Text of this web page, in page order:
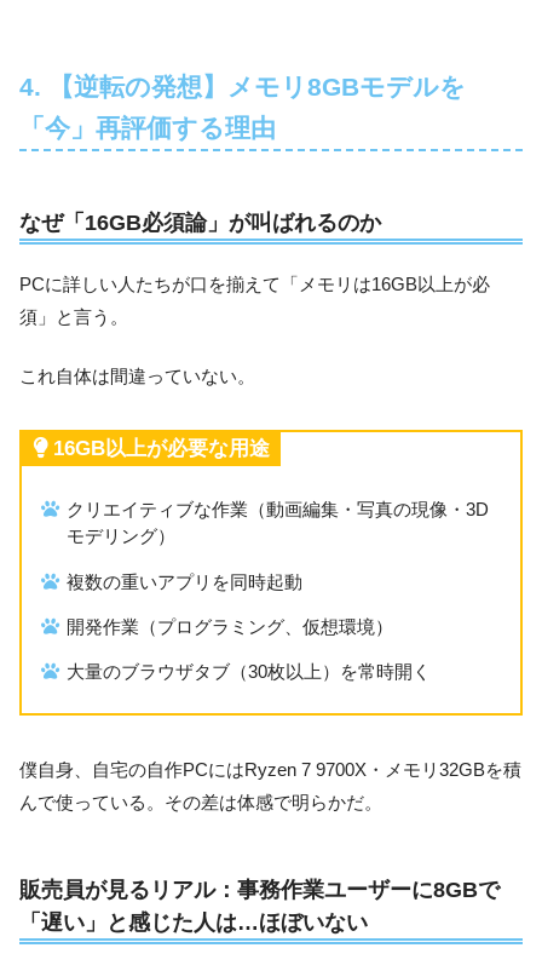
4. 【逆転の発想】メモリ8GBモデルを
「今」再評価する理由
なぜ「16GB必須論」が叫ばれるのか
PCに詳しい人たちが口を揃えて「メモリは16GB以上が必
須」と言う。
これ自体は間違っていない。
16GB以上が必要な用途
クリエイティブな作業（動画編集・写真の現像・3D
モデリング）
複数の重いアプリを同時起動
開発作業（プログラミング、仮想環境）
大量のブラウザタブ（30枚以上）を常時開く
僕自身、自宅の自作PCにはRyzen 7 9700X・メモリ32GBを積
んで使っている。その差は体感で明らかだ。
販売員が見るリアル：事務作業ユーザーに8GBで
「遅い」と感じた人は…ほぼいない